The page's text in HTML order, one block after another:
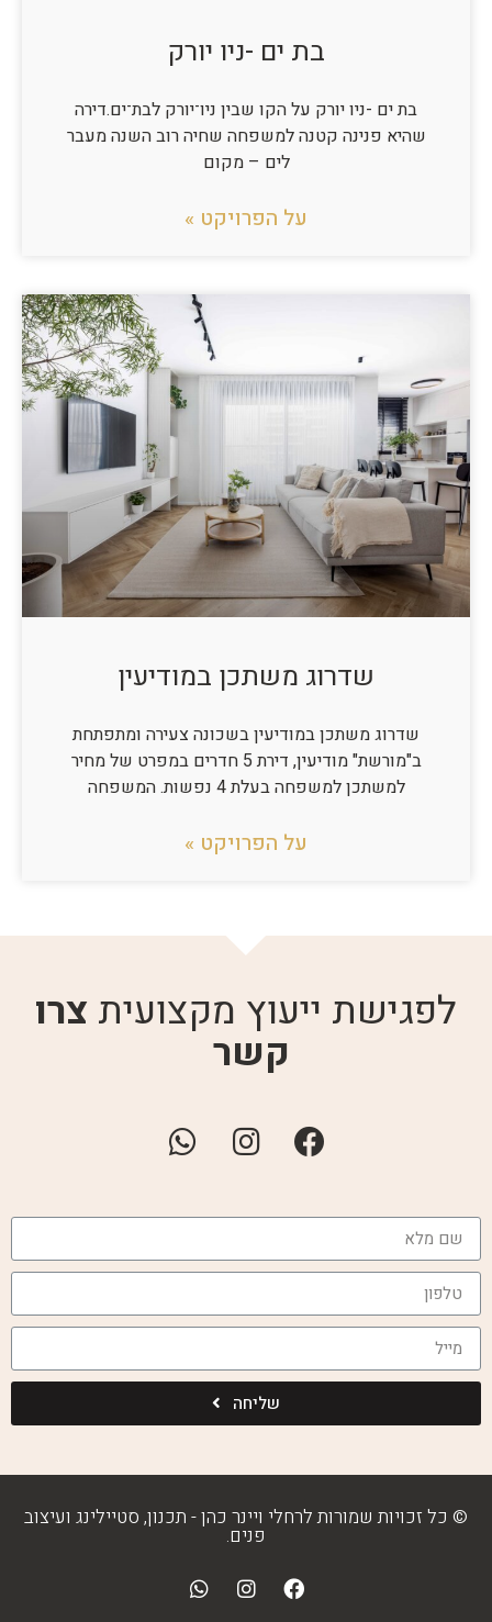
בת ים -ניו יורק
בת ים -ניו יורק על הקו שבין ניו־יורק לבת־ים.דירה
שהיא פנינה קטנה למשפחה שחיה רוב השנה מעבר
לים – מקום
על הפרויקט »
שדרוג משתכן במודיעין
שדרוג משתכן במודיעין בשכונה צעירה ומתפתחת
ב"מורשת" מודיעין, דירת 5 חדרים במפרט של מחיר
למשתכן למשפחה בעלת 4 נפשות. המשפחה
על הפרויקט »
לפגישת ייעוץ מקצועית צרו
קשר
שליחה
© כל זכויות שמורות לרחלי ויינר כהן - תכנון, סטיילינג ועיצוב
פנים.